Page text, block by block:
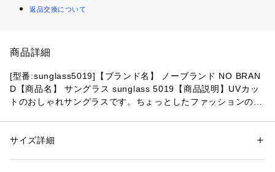
返品交換について
商品詳細
[型番:sunglass5019]【ブランド名】 ノーブランド NO BRAN
D【商品名】 サングラス sunglass 5019【商品説明】UVカッ
トのおしゃれサングラスです。ちょっとしたファッションのア
ラスです【素材】プラスチック【生産国】 中国【サイズ】[縦]
性別：レディース
素材：プラスチック
サイズ詳細